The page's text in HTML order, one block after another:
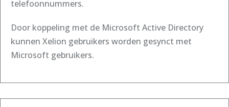
telefoonnummers.
Door koppeling met de Microsoft Active Directory
kunnen Xelion gebruikers worden gesynct met
Microsoft gebruikers.